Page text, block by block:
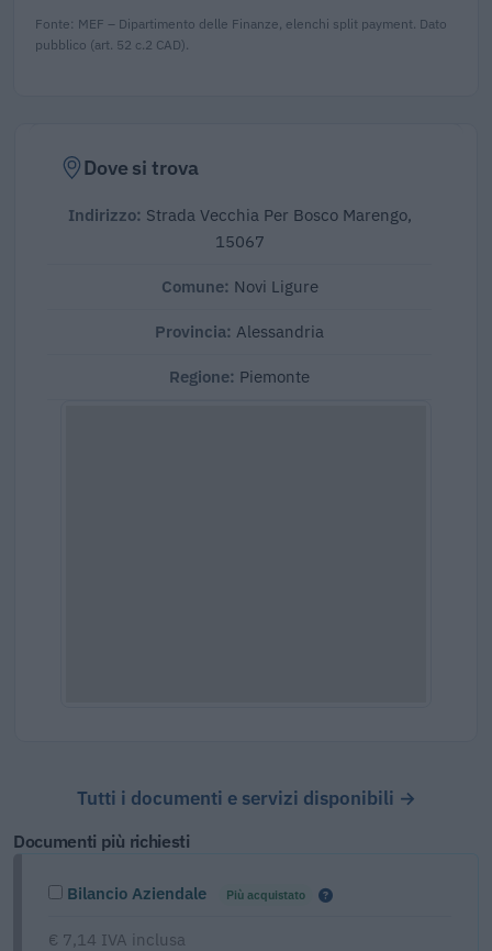
Fonte: MEF – Dipartimento delle Finanze, elenchi split payment. Dato
pubblico (art. 52 c.2 CAD).
Dove si trova
Indirizzo: Strada Vecchia Per Bosco Marengo,
15067
Comune: Novi Ligure
Provincia: Alessandria
Regione: Piemonte
Tutti i documenti e servizi disponibili →
Documenti più richiesti
Bilancio Aziendale Più acquistato
€ 7,14 IVA inclusa